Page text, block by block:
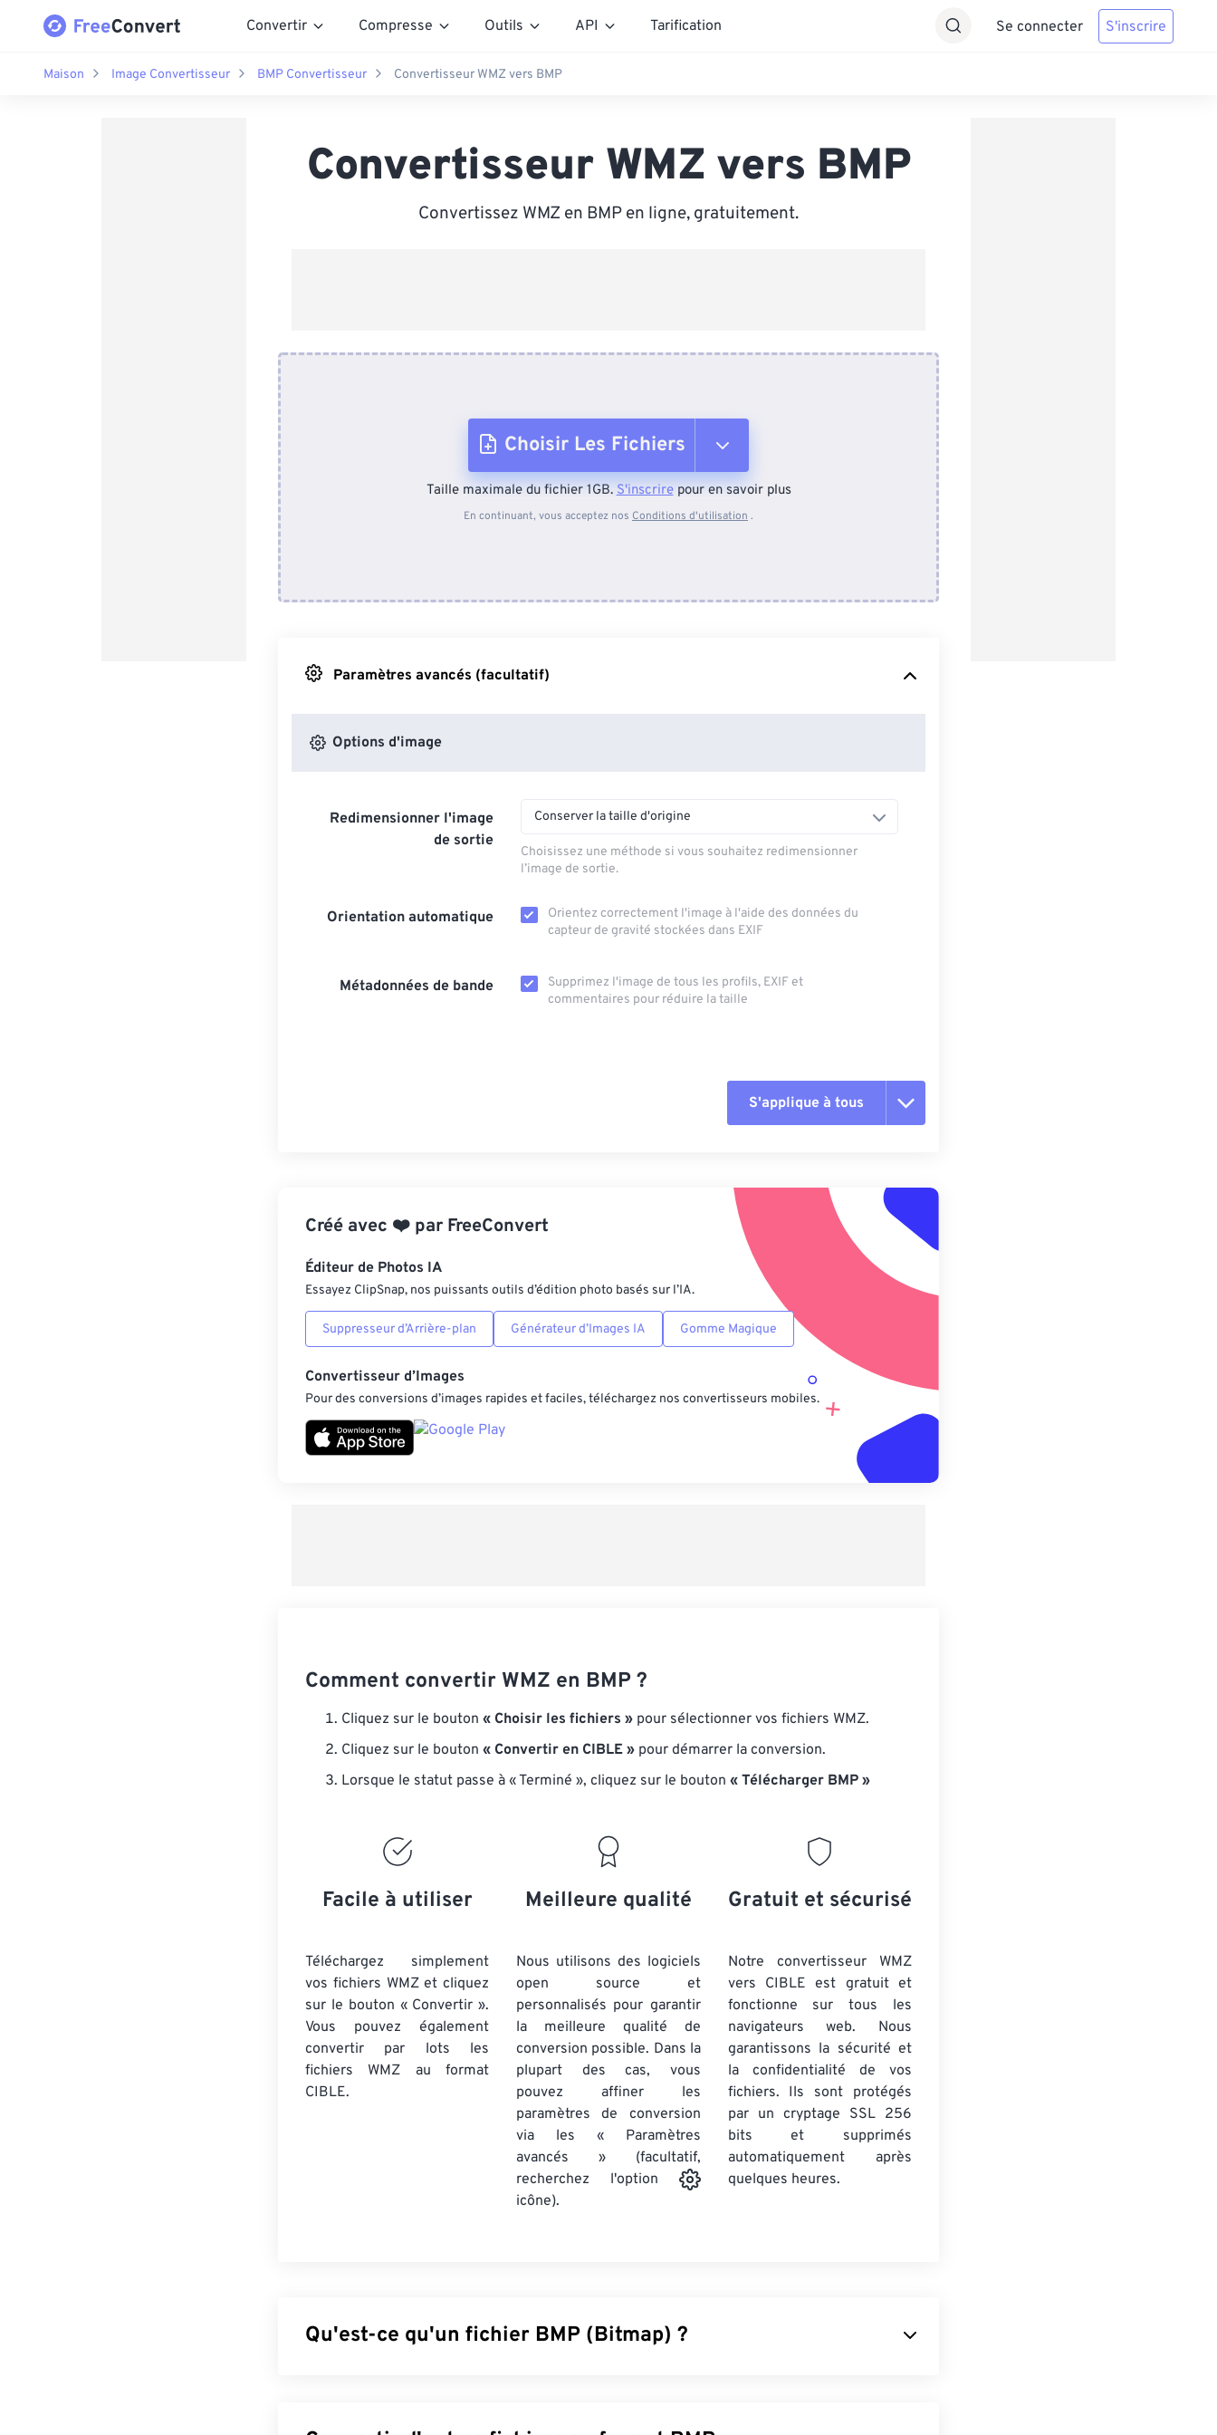
Convertir Compresse Outils API Tarification Se connecter S'inscrire
Maison Image Convertisseur BMP Convertisseur Convertisseur WMZ vers BMP
Convertisseur WMZ vers BMP
Convertissez WMZ en BMP en ligne, gratuitement.
Choisir Les Fichiers
Depuis l'appareil
Taille maximale du fichier 1GB.S'inscrirepour en savoir plus
En continuant, vous acceptez nos Conditions d'utilisation .
Paramètres avancés (facultatif)
Options d'image
Redimensionner l'image
de sortie
Conserver la taille d'origine
Choisissez une méthode si vous souhaitez redimensionner
l’image de sortie.
Orientation automatique
Orientez correctement l'image à l'aide des données du
capteur de gravité stockées dans EXIF
Métadonnées de bande
Supprimez l'image de tous les profils, EXIF ​​et
commentaires pour réduire la taille
S'applique à tous
Appliquer à partir du préréglage
Enregistrer comme préréglage
Créé avec ❤️ par FreeConvert
Éditeur de Photos IA
Essayez ClipSnap, nos puissants outils d’édition photo basés sur l’IA.
Suppresseur d’Arrière-plan Générateur d’Images IA Gomme Magique
Convertisseur d’Images
Pour des conversions d’images rapides et faciles, téléchargez nos convertisseurs mobiles.
Comment convertir WMZ en BMP ?
Cliquez sur le bouton « Choisir les fichiers » pour sélectionner vos fichiers WMZ.
Cliquez sur le bouton « Convertir en CIBLE » pour démarrer la conversion.
Lorsque le statut passe à « Terminé », cliquez sur le bouton « Télécharger BMP »
Facile à utiliser
Téléchargez simplement
vos fichiers WMZ et cliquez
sur le bouton « Convertir ».
Vous pouvez également
convertir par lots les
fichiers WMZ au format
CIBLE.
Meilleure qualité
Nous utilisons des logiciels
open source et
personnalisés pour garantir
la meilleure qualité de
conversion possible. Dans la
plupart des cas, vous
pouvez affiner les
paramètres de conversion
via les « Paramètres
avancés » (facultatif,
recherchez l'option
icône).
Gratuit et sécurisé
Notre convertisseur WMZ
vers CIBLE est gratuit et
fonctionne sur tous les
navigateurs web. Nous
garantissons la sécurité et
la confidentialité de vos
fichiers. Ils sont protégés
par un cryptage SSL 256
bits et supprimés
automatiquement après
quelques heures.
Qu'est-ce qu'un fichier BMP (Bitmap) ?
matricielle appelée
« images matricielles » , qui définit laprofondeur de couleur